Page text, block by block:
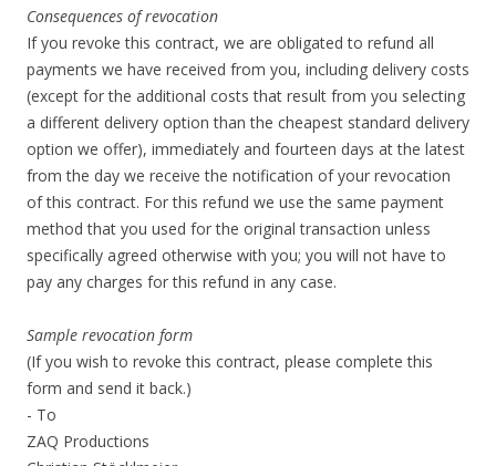
Consequences of revocation
If you revoke this contract, we are obligated to refund all
payments we have received from you, including delivery costs
(except for the additional costs that result from you selecting
a different delivery option than the cheapest standard delivery
option we offer), immediately and fourteen days at the latest
from the day we receive the notification of your revocation
of this contract. For this refund we use the same payment
method that you used for the original transaction unless
specifically agreed otherwise with you; you will not have to
pay any charges for this refund in any case.
Sample revocation form
(If you wish to revoke this contract, please complete this
form and send it back.)
- To
ZAQ Productions